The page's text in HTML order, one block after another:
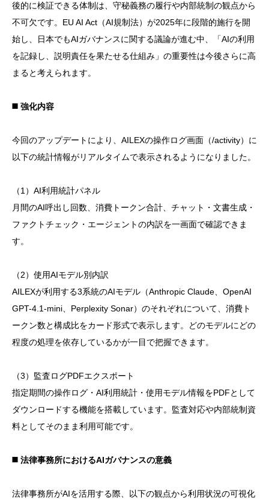
後的に検証できる体制は、守秘義務の履行や内部統制の観点から
不可欠です。EU AI Act（AI規制法）が2025年に段階的施行を開
始し、日本でもAIガバナンスに関する議論が進む中、「AIの利用
を記録し、説明責任を果たせる仕組み」の重要性は今後さらに高
まると考えられます。
◼️ 強化内容
今回のアップデートにより、AILEXの操作ログ画面（/activity）に
以下の統計情報がリアルタイムで表示されるようになりました。
（1）AI利用統計パネル
月間のAI呼出し回数、消費トークン合計、チャット・文書生成・
ファクトチェック・エージェントの内訳を一画面で確認できま
す。
（2）使用AIモデル別内訳
AILEXが利用する3系統のAIモデル（Anthropic Claude、OpenAI
GPT-4.1-mini、Perplexity Sonar）のそれぞれについて、消費ト
ークン数と構成比をカード形式で表示します。どのモデルにどの
程度の処理を依存しているかが一目で把握できます。
（3）監査ログPDFエクスポート
指定期間の操作ログ・AI利用統計・使用モデル情報をPDFとして
ダウンロードする機能を搭載しています。監査対応や内部統制資
料としてそのまま利用可能です。
◼️ 法律事務所におけるAIガバナンスの意義
法律事務所がAIを活用する際、以下の観点から利用状況の可視化